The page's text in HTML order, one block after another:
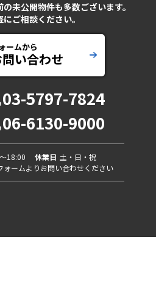
未公開物件も多数ございます。
ご相談ください。
ームから
い合わせ
03-5797-7824
06-6130-9000
18:00 休業日 土・日・祝
ォームよりお問い合わせください